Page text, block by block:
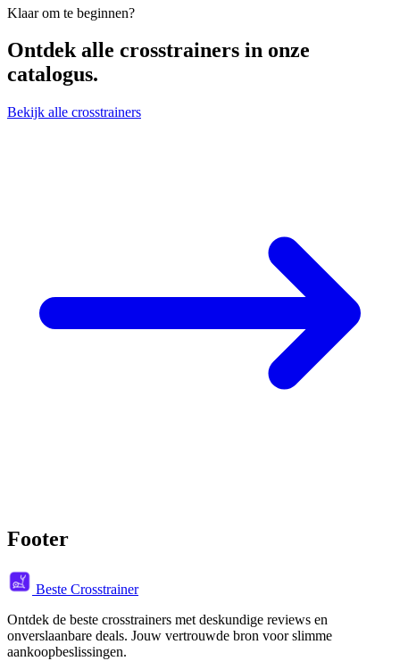
Klaar om te beginnen?
Ontdek alle crosstrainers in onze
catalogus.
Bekijk alle crosstrainers
Footer
Beste Crosstrainer
Ontdek de beste crosstrainers met deskundige reviews en
onverslaanbare deals. Jouw vertrouwde bron voor slimme
aankoopbeslissingen.